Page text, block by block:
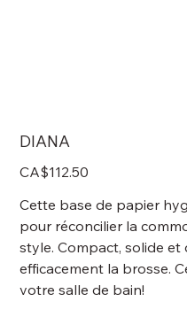
DIANA
Price
CA$112.50
Cette base de papier
pour réconcilier la
style. Compact, solide
efficacement la brosse.
votre salle de bain!